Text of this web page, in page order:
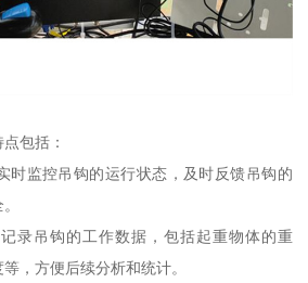
包括：
时监控吊钩的运行状态，及时反馈吊钩的
录吊钩的工作数据，包括起重物体的重
，方便后续分析和统计。